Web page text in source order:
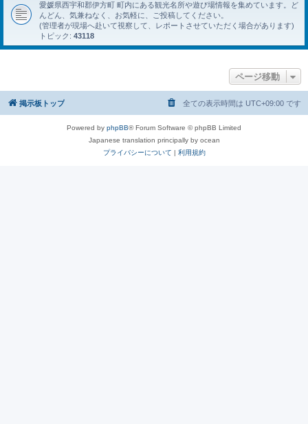
愛媛県西宇和郡伊方町 町内にある観光名所や遊び場情報を集めています。ど
んどん、気兼ねなく、お気軽に、ご投稿してください。
(管理者が現場へ赴いて視察して、レポートさせていただく場合があります)
トピック: 43118
ページ移動
掲示板トップ 全ての表示時間は UTC+09:00 です
Powered by phpBB® Forum Software © phpBB Limited
Japanese translation principally by ocean
プライバシーについて | 利用規約